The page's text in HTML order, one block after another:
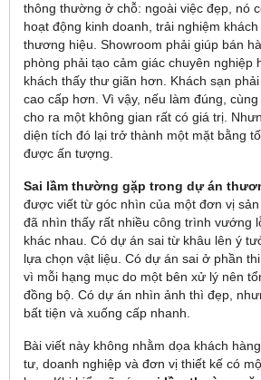
thông thường ở chỗ: ngoài việc đẹp, nó
hoạt động kinh doanh, trải nghiệm
thương hiệu. Showroom phải giúp bán
phòng phải tạo cảm giác chuyên nghiệp
khách thấy thư giãn hơn. Khách sạn
cao cấp hơn. Vì vậy, nếu làm đúng,
cho ra một không gian rất có giá trị.
diện tích đó lại trở thành một mặt bằng
được ấn tượng.
Sai lầm thường gặp trong dự án
được viết từ góc nhìn của một đơn vị sản
đã nhìn thấy rất nhiều công trình vướng
khác nhau. Có dự án sai từ khâu lên ý
lựa chọn vật liệu. Có dự án sai ở phần
vì mỗi hạng mục do một bên xử lý nên
đồng bộ. Có dự án nhìn ảnh thì đẹp,
bất tiện và xuống cấp nhanh.
Bài viết này không nhằm dọa khách
tư, doanh nghiệp và đơn vị thiết kế có